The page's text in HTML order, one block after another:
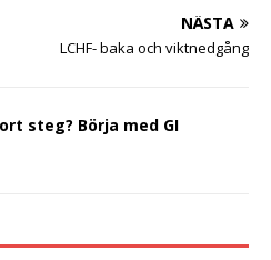
NÄSTA
LCHF- baka och viktnedgång
steg? Börja med GI